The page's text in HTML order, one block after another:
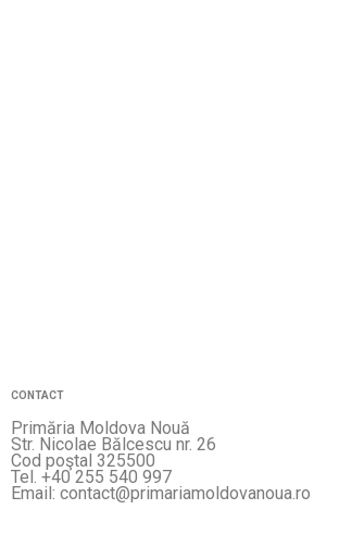
CONTACT
Primăria Moldova Nouă
Str. Nicolae Bălcescu nr. 26
Cod poştal 325500
Tel. +40 255 540 997
Email: contact@primariamoldovanoua.ro